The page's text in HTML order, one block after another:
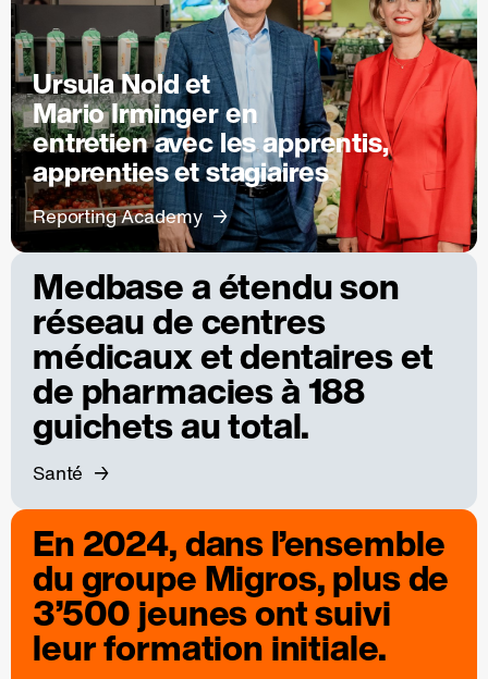
Ursula Nold et
Mario Irminger en
entretien avec les apprentis,
apprenties et stagiaires
Reporting Academy
Medbase a étendu son
réseau de centres
médicaux et dentaires et
de pharmacies à 188
guichets au total.
Santé
En 2024, dans l’ensemble
du groupe Migros, plus de
3’500 jeunes ont suivi
leur formation initiale.